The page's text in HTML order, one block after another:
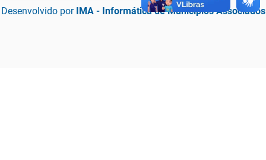
Desenvolvido por IMA - Informática de Municípios Associados